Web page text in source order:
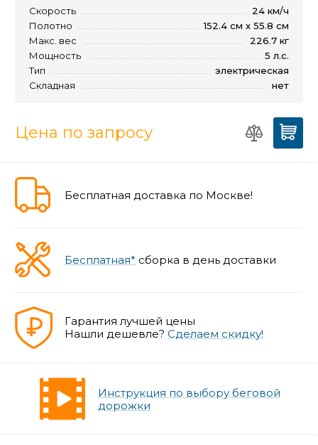
Скорость
24 км/ч
Полотно
152.4 см x 55.8 см
Макс. вес
226.7 кг
Мощность
5 л.с.
Тип
электрическая
Складная
нет
Цена по запросу
Бесплатная доставка по Москве!
Бесплатная* сборка в день доставки
Гарантия лучшей цены
Нашли дешевле? Сделаем скидку!
Инструкция по выбору беговой
дорожки